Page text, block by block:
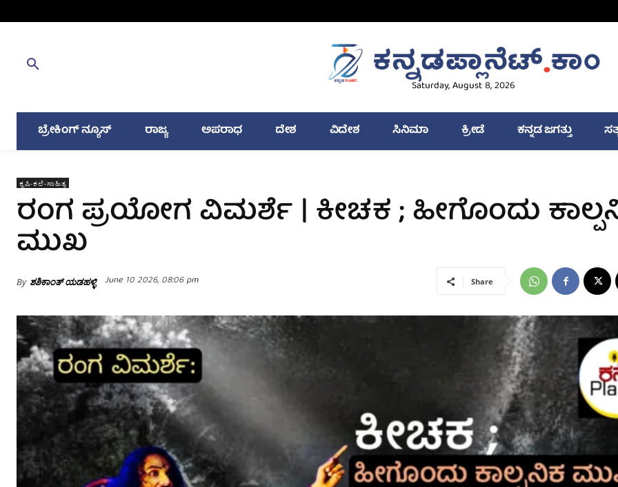
Saturday, August 8, 2026
ಬ್ರೇಕಿಂಗ್ ನ್ಯೂಸ್ ರಾಜ್ಯ ಅಪರಾಧ ದೇಶ ವಿದೇಶ ಸಿನಿಮಾ ಕ್ರೀಡೆ ಕನ್ನಡ ಜಗತ್ತು
ಕೃಷಿ-ಕಲೆ-ಸಾಹಿತ್ಯ
ರಂಗ ಪ್ರಯೋಗ ವಿಮರ್ಶೆ | ಕೀಚಕ ; ಹೀಗೊಂದು
ಮುಖ
By ಶಶಿಕಾಂತ್ ಯಡಹಳ್ಳಿ June 10 2026, 08:06 pm Share